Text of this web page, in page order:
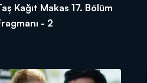
Kağıt Makas 17. Bölüm
- 2